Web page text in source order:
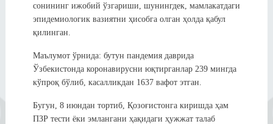
сонининг ижобий ўзгариши, шунингдек, мамлакатдаги
эпидемиологик вазиятни ҳисобга олган ҳолда қабул
қилинган.
Маълумот ўрнида: бутун пандемия даврида
Ўзбекистонда коронавирусни юқтирганлар 239 мингда
кўпроқ бўлиб, касалликдан 1637 вафот этган.
Бугун, 8 июндан тортиб, Қозоғистонга киришда ҳам
ПЗР тести ёки эмлангани ҳақидаги ҳужжат талаб